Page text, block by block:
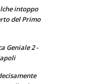
intoppo
del Primo
Geniale 2 -